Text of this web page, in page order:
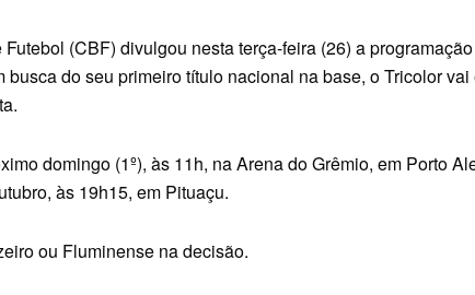
(CBF) divulgou nesta terça-feira (26) a
do seu primeiro título nacional na base, o Tricolor vai
domingo (1º), às 11h, na Arena do Grêmio, em Porto
às 19h15, em Pituaçu.
ou Fluminense na decisão.